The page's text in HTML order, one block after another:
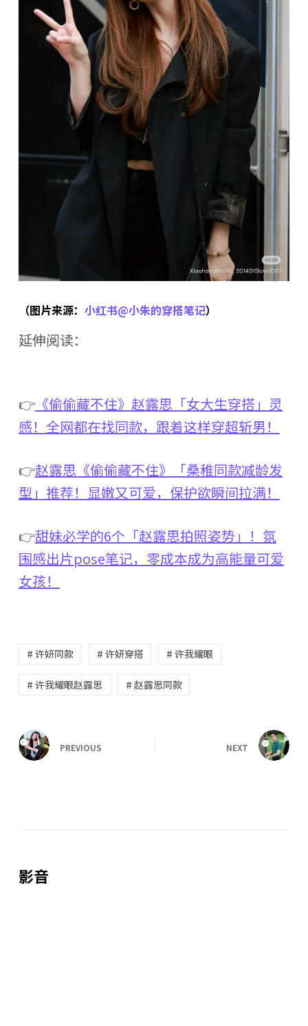
（图片来源： 小红书@小朱的穿搭笔记）
延伸阅读：
👉《偷偷藏不住》赵露思「女大生穿搭」灵
感！全网都在找同款，跟着这样穿超斩男！
👉赵露思《偷偷藏不住》「桑稚同款减龄发
型」推荐！显嫩又可爱，保护欲瞬间拉满！
👉甜妹必学的6个「赵露思拍照姿势」！氛
围感出片pose笔记，零成本成为高能量可爱
女孩！
# 许妍同款 # 许妍穿搭 # 许我耀眼
# 许我耀眼赵露思 # 赵露思同款
PREVIOUS NEXT
影音